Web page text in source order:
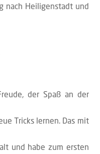
nach Heiligenstadt und
der Spaß an der
Tricks lernen. Das mit
und habe zum ersten